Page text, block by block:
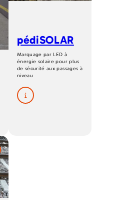
pédiSOLAR
Marquage par LED à
énergie solaire pour plus
de sécurité aux passages à
niveau